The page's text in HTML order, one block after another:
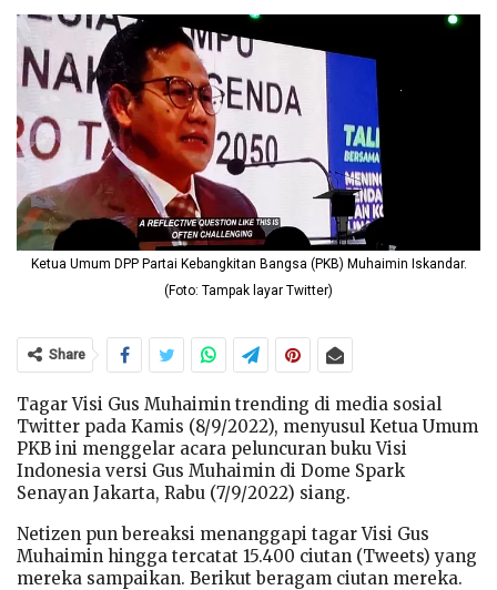
Ketua Umum DPP Partai Kebangkitan Bangsa (PKB) Muhaimin Iskandar.
(Foto: Tampak layar Twitter)
Share
Tagar Visi Gus Muhaimin trending di media sosial
Twitter pada Kamis (8/9/2022), menyusul Ketua Umum
PKB ini menggelar acara peluncuran buku Visi
Indonesia versi Gus Muhaimin di Dome Spark
Senayan Jakarta, Rabu (7/9/2022) siang.
Netizen pun bereaksi menanggapi tagar Visi Gus
Muhaimin hingga tercatat 15.400 ciutan (Tweets) yang
mereka sampaikan. Berikut beragam ciutan mereka.